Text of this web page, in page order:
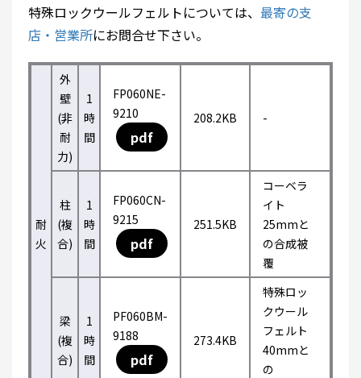
特殊ロックウールフェルトについては、 最寄の支
店・営業所にお問合せ下さい。
耐
火
外
壁
(非
耐
力)
1
時
間
FP060NE-
9210
pdf
208.2KB -
柱
(複
合)
1
時
間
FP060CN-
9215
pdf
251.5KB
コーベラ
イト
25mmと
の合成被
覆
梁
(複
合)
1
時
間
PF060BM-
9188
pdf
273.4KB
特殊ロッ
クウール
フェルト
40mmと
の